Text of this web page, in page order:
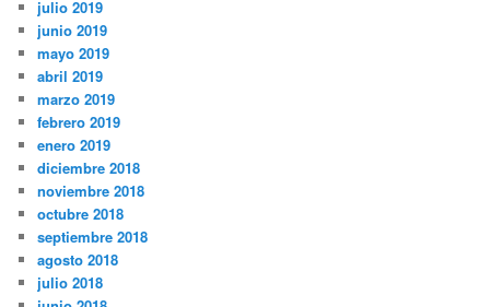
julio 2019
junio 2019
mayo 2019
abril 2019
marzo 2019
febrero 2019
enero 2019
diciembre 2018
noviembre 2018
octubre 2018
septiembre 2018
agosto 2018
julio 2018